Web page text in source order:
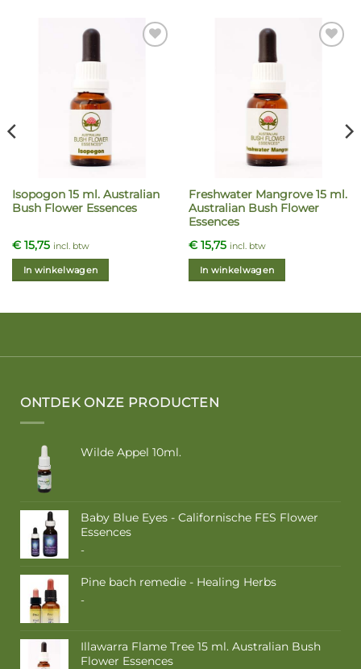
Isopogon 15 ml. Australian
Bush Flower Essences
€15,75 incl. btw
In winkelwagen
Freshwater Mangrove 15 ml.
Australian Bush Flower
Essences
€15,75 incl. btw
In winkelwagen
ONTDEK ONZE PRODUCTEN
Wilde Appel 10ml.
Baby Blue Eyes - Californische FES Flower
Essences
-Prijsklasse:
tot
€ 17,50
Pine bach remedie - Healing Herbs
-Prijsklasse:
€ 16,85
Illawarra Flame Tree 15 ml. Australian Bush
Flower Essences